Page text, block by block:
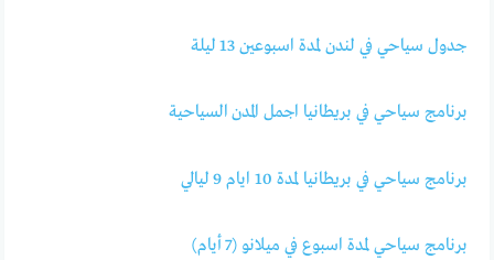
جدول سياحي في لندن لمدة اسبوعين 13 ليلة
برنامج سياحي في بريطانيا اجمل المدن السياحية
برنامج سياحي في بريطانيا لمدة 10 ايام 9 ليالي
برنامج سياحي لمدة اسبوع في ميلانو (7 أيام)